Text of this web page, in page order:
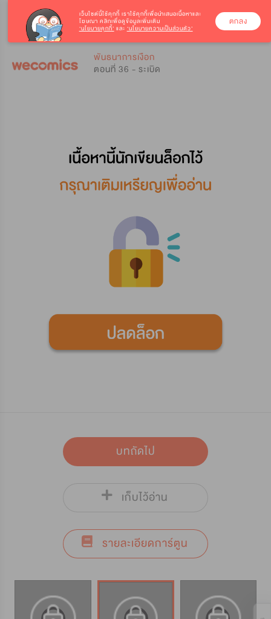
พันธนาการเงือก
ตอนที่ 36 - ระเบิด
บทถัดไป
เก็บไว้อ่าน
รายละเอียดการ์ตูน
เว็บไซต์นี้ใช้คุกกี้ เราใช้คุกกี้เพื่อนำเสนอเนื้อหาและ
โฆษณา คลิกเพื่อดูข้อมูลเพิ่มเติม
‘นโยบายคุกกี้’ และ ‘นโยบายความเป็นส่วนตัว’
ตกลง